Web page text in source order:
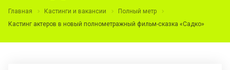
Главная Кастинги и вакансии
Полный метр
Кастинг актеров в новый полнометражный фильм-сказка «Садко»